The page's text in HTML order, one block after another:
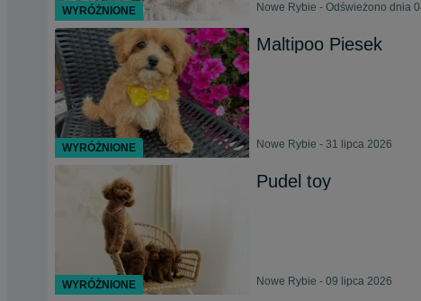
Nowe Rybie - Odświeżono dnia
Maltipoo Piesek
Nowe Rybie - 31 lipca 2026
Pudel toy
Nowe Rybie - 09 lipca 2026
WYRÓŻNIONE
WYRÓŻNIONE
WYRÓŻNIONE